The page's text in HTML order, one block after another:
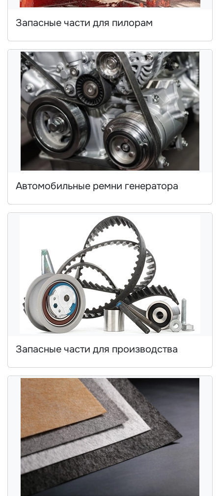
Запасные части для пилорам
Автомобильные ремни генератора
Запасные части для производства